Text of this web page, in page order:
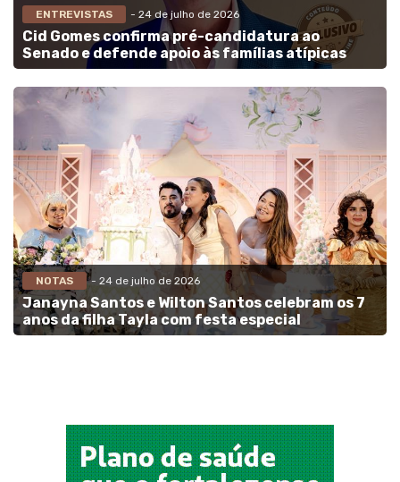
ENTREVISTAS - 24 de julho de 2026
Cid Gomes confirma pré-candidatura ao
Senado e defende apoio às famílias atípicas
NOTAS - 24 de julho de 2026
Janayna Santos e Wilton Santos celebram os 7
anos da filha Tayla com festa especial